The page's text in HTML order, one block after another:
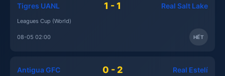
Tigres UANL 1 - 1 Real Salt Lake
Leagues Cup (World)
08-05 02:00 HẾT
Antigua GFC 0 - 2 Real Estelí